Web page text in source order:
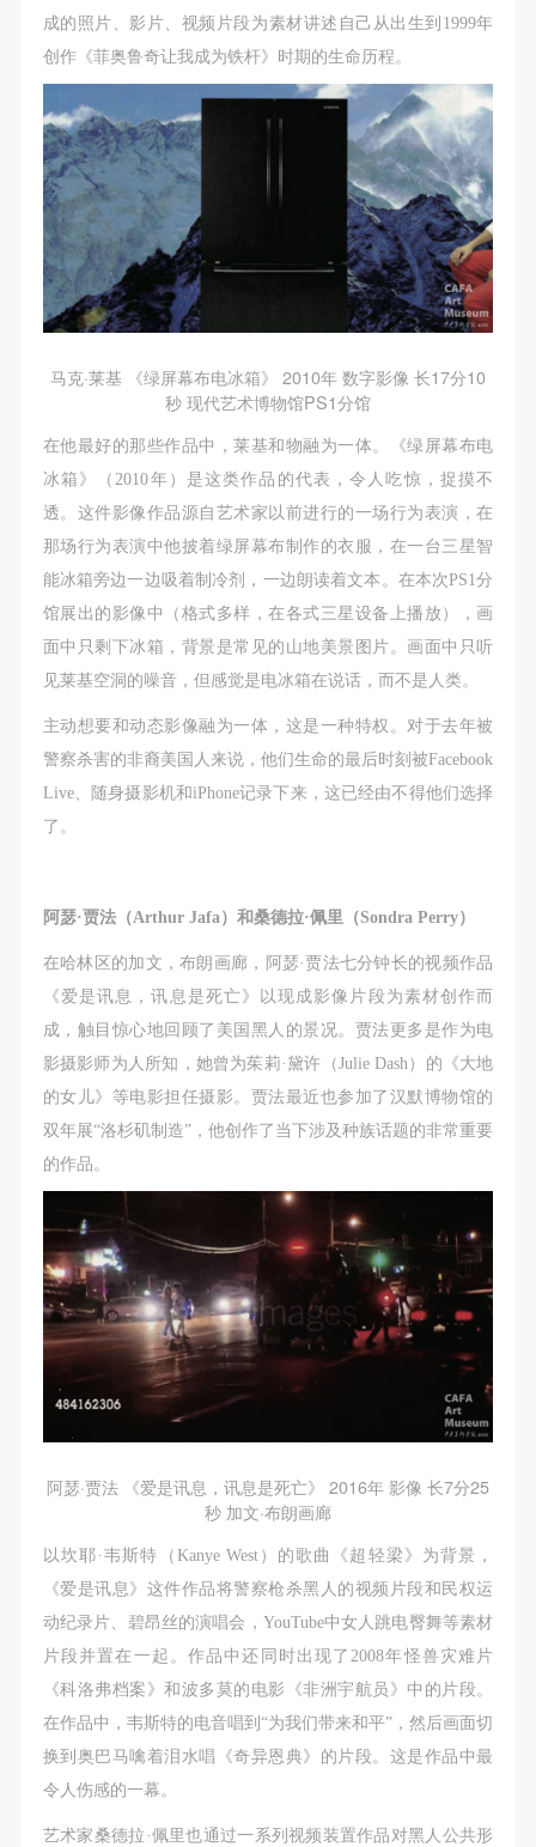
成的照片、影片、视频片段为素材讲述自己从出生到1999年
创作《菲奥鲁奇让我成为铁杆》时期的生命历程。
马克·莱基 《绿屏幕布电冰箱》 2010年 数字影像 长17分10
秒 现代艺术博物馆PS1分馆
在他最好的那些作品中，莱基和物融为一体。《绿屏幕布电
冰箱》（2010年）是这类作品的代表，令人吃惊，捉摸不
透。这件影像作品源自艺术家以前进行的一场行为表演，在
那场行为表演中他披着绿屏幕布制作的衣服，在一台三星智
能冰箱旁边一边吸着制冷剂，一边朗读着文本。在本次PS1分
馆展出的影像中（格式多样，在各式三星设备上播放），画
面中只剩下冰箱，背景是常见的山地美景图片。画面中只听
见莱基空洞的噪音，但感觉是电冰箱在说话，而不是人类。
主动想要和动态影像融为一体，这是一种特权。对于去年被
警察杀害的非裔美国人来说，他们生命的最后时刻被Facebook
Live、随身摄影机和iPhone记录下来，这已经由不得他们选择
了。
阿瑟·贾法（Arthur Jafa）和桑德拉·佩里（Sondra Perry）
在哈林区的加文，布朗画廊，阿瑟·贾法七分钟长的视频作品
《爱是讯息，讯息是死亡》以现成影像片段为素材创作而
成，触目惊心地回顾了美国黑人的景况。贾法更多是作为电
影摄影师为人所知，她曾为茱莉·黛许（Julie Dash）的《大地
的女儿》等电影担任摄影。贾法最近也参加了汉默博物馆的
双年展“洛杉矶制造”，他创作了当下涉及种族话题的非常重要
的作品。
阿瑟·贾法 《爱是讯息，讯息是死亡》 2016年 影像 长7分25
秒 加文·布朗画廊
以坎耶·韦斯特（Kanye West）的歌曲《超轻梁》为背景，
《爱是讯息》这件作品将警察枪杀黑人的视频片段和民权运
动纪录片、碧昂丝的演唱会，YouTube中女人跳电臀舞等素材
片段并置在一起。作品中还同时出现了2008年怪兽灾难片
《科洛弗档案》和波多莫的电影《非洲宇航员》中的片段。
在作品中，韦斯特的电音唱到“为我们带来和平”，然后画面切
换到奥巴马噙着泪水唱《奇异恩典》的片段。这是作品中最
令人伤感的一幕。
艺术家桑德拉·佩里也通过一系列视频装置作品对黑人公共形